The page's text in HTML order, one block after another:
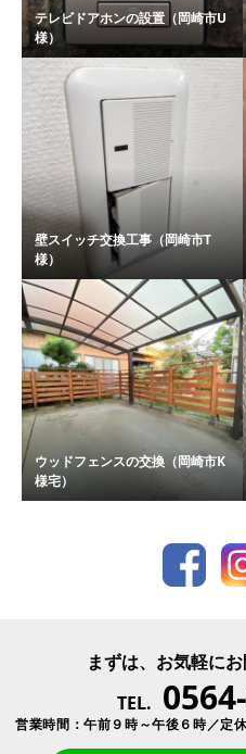
テレビドアホンの設置（岡崎市U
様）
壁スイッチ交換工事（岡崎市T
様）
ウッドフェンスの交換（岡崎市K
様宅）
まずは、お気軽に
TEL.
営業時間：午前９時～午後６時／定